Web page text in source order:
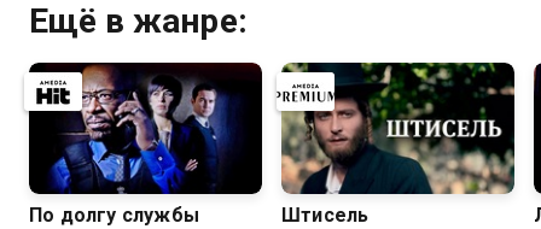
Ещё в жанре:
По долгу службы Штисель